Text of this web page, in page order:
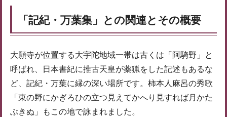
「記紀・万葉集」との関連とその概要
大願寺が位置する大宇陀地域一帯は古くは「阿騎野」と
呼ばれ、日本書紀に推古天皇が薬猟をした記述もあるな
ど、記紀・万葉に縁の深い場所です。柿本人麻呂の秀歌
「東の野にかぎろひの立つ見えてかへり見すれば月かた
ぶきぬ」もこの地で詠まれました。